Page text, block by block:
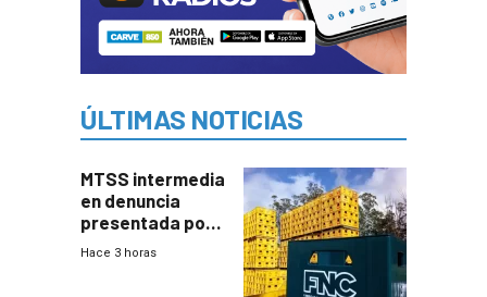
ÚLTIMAS NOTICIAS
MTSS intermedia
en denuncia
presentada por
FNC contra
Hace 3 horas